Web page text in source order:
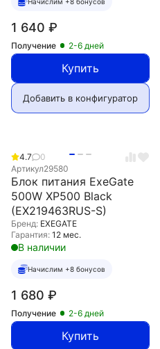
1 640 ₽
Получение 2-6 дней
Купить
Добавить в конфигуратор
4.7
0
Артикул29580
Блок питания ExeGate
500W XP500 Black
(EX219463RUS-S)
Бренд: EXEGATE
Гарантия: 12 мес.
В наличии
Начислим +8 бонусов
1 680 ₽
Получение 2-6 дней
Купить